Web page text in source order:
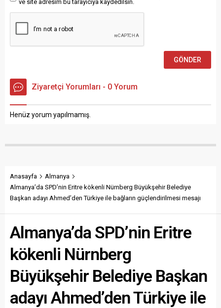
ve site adresim bu tarayıcıya kaydedilsin.
Ziyaretçi Yorumları - 0 Yorum
Henüz yorum yapılmamış.
Anasayfa
Almanya
Almanya’da SPD’nin Eritre kökenli Nürnberg Büyükşehir Belediye
Başkan adayı Ahmed’den Türkiye ile bağların güçlendirilmesi mesajı
Almanya’da SPD’nin Eritre
kökenli Nürnberg
Büyükşehir Belediye Başkan
adayı Ahmed’den Türkiye ile